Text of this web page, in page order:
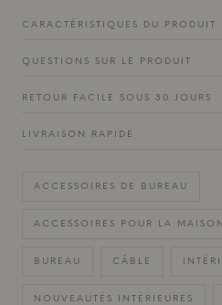
CARACTÉRISTIQUES DU PRODUIT
QUESTIONS SUR LE PRODUIT
RETOUR FACILE SOUS 30 JOURS
LIVRAISON RAPIDE
ACCESSOIRES DE BUREAU
ACCESSOIRES POUR LA MAISON
BUREAU CÂBLE
NOUVEAUTÉS INTÉRIEURES